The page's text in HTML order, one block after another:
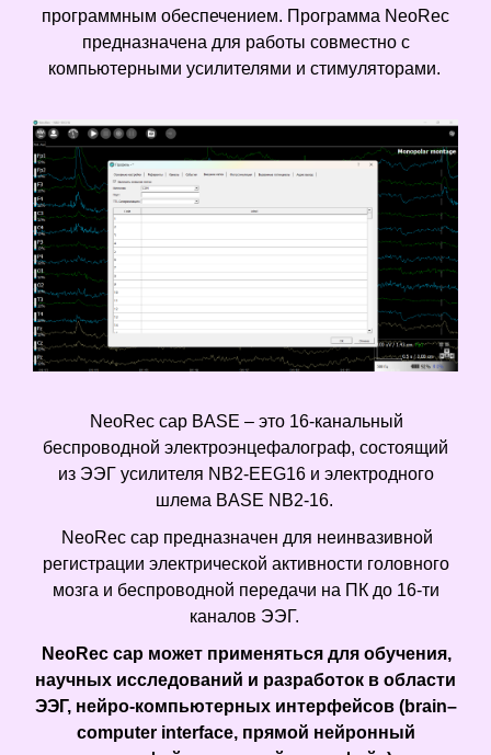
программным обеспечением. Программа NeoRec
предназначена для работы совместно с
компьютерными усилителями и стимуляторами.
NeoRec cap BASE – это 16-канальный
беспроводной электроэнцефалограф, состоящий
из ЭЭГ усилителя NB2‑EEG16 и электродного
шлема BASE NB2‑16.
NeoRec cap предназначен для неинвазивной
регистрации электрической активности головного
мозга и беспроводной передачи на ПК до 16‑ти
каналов ЭЭГ.
NeoRec cap может применяться для обучения,
научных исследований и разработок в области
ЭЭГ, нейро-компьютерных интерфейсов (brain–
computer interface, прямой нейронный